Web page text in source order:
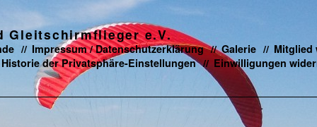
Gleitschirmflieger e.V.
Impressum / Datenschutzerklärung Galerie
Mitglied
Historie der Privatsphäre-Einstellungen
Einwilligungen